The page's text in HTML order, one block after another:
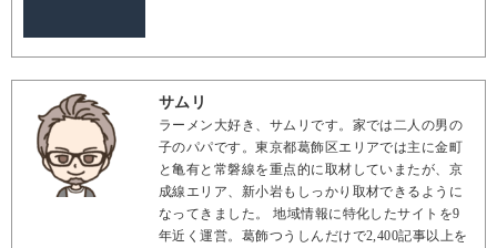
サムリ
ラーメン大好き、サムリです。家では二人の男の
子のパパです。東京都葛飾区エリアでは主に金町
と亀有と常磐線を重点的に取材していまたが、京
成線エリア、新小岩もしっかり取材できるように
なってきました。 地域情報に特化したサイトを9
年近く運営。葛飾つうしんだけで2,400記事以上を